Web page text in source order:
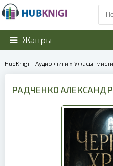
Жанры
HubKnigi - Аудиокниги » Ужасы,
РАДЧЕНКО